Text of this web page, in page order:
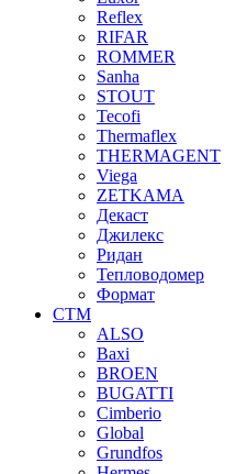
Reflex
RIFAR
ROMMER
Sanha
STOUT
Tecofi
Thermaflex
THERMAGENT
Viega
ZETKAMA
Декаст
Джилекс
Ридан
Тепловодомер
Формат
СТМ
ALSO
Baxi
BROEN
BUGATTI
Cimberio
Global
Grundfos